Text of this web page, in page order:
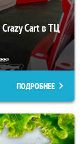
Cart в ТЦ
ПОДРОБНЕЕ